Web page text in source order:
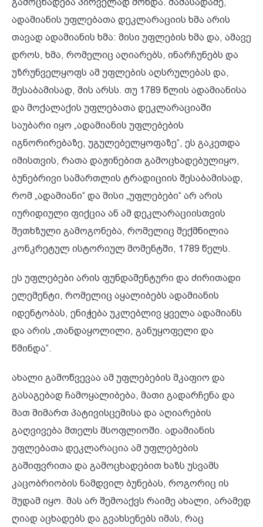
ადამიანის უფლებათა დეკლარაციის ხმა არის
თავად ადამიანის ხმა: მისი უფლების ხმა და, ამავე
დროს, ხმა, რომელიც აღიარებს, ინარჩუნებს და
უზრუნველყოფს ამ უფლების აღსრულებას და,
შესაბამისად, მის არსს. თუ 1789 წლის ადამიანისა
და მოქალაქის უფლებათა დეკლარაციაში
საუბარი იყო „ადამიანის უფლებების
იგნორირებაზე, უგულებელყოფაზე“, ეს გაკეთდა
იმისთვის, რათა დაჟინებით გამოცხადებულიყო,
ბუნებრივი სამართლის ტრადიციის შესაბამისად,
რომ „ადამიანი“ და მისი „უფლებები“ არ არის
იურიდიული ფიქცია ან ამ დეკლარაციისთვის
შეთხზული გამოგონება, რომელიც შექმნილია
კონკრეტულ ისტორიულ მომენტში, 1789 წელს.
ეს უფლებები არის ფუნდამენტური და ძირითადი
ელემენტი, რომელიც აყალიბებს ადამიანის
იდენტობას, ენიჭება უკლებლივ ყველა ადამიანს
და არის „თანდაყოლილი, განუყოფელი და
წმინდა“.
ახალი გამოწვევაა ამ უფლებების მკაფიო და
გასაგებად ჩამოყალიბება, მათი გადარჩენა და
მათ მიმართ პატივისცემისა და აღიარების
გაღვივება მთელს მსოფლიოში. ადამიანის
უფლებათა დეკლარაცია ამ უფლებების
გაშიფვრითა და გამოცხადებით ხაზს უსვამს
კაცობრიობის ნამდვილ ბუნებას, როგორიც ის
მუდამ იყო. მას არ შემოაქვს რაიმე ახალი, არამედ
ღიად აცხადებს და გვახსენებს იმას, რაც